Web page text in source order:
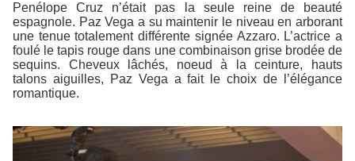
Penélope Cruz n’était pas la seule reine de beauté
espagnole. Paz Vega a su maintenir le niveau en arborant
une tenue totalement différente signée Azzaro. L’actrice a
foulé le tapis rouge dans une combinaison grise brodée de
sequins. Cheveux lâchés, noeud à la ceinture, hauts
talons aiguilles, Paz Vega a fait le choix de l’élégance
romantique.